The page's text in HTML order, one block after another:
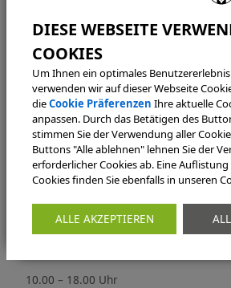
02362 66-4105
stadtbibliothek@dorsten.de
ÖFFNUNGSZEITEN
Dienstag
10.00 – 18.00 Uhr
10.00 – 18.00 Uhr
10.00 – 18.00 Uhr
Um Ihnen ein optimales
verwenden wir auf dieser Webseite
dieCookie Präferenzen Ihre aktuelle
anpassen. Durch das Betätigen des
stimmen Sie der Verwendung aller
Buttons "Alle ablehnen" lehnen Sie der
erforderlicher Cookies ab. Eine
Cookies finden Sie ebenfalls in unseren
ALLE AKZEPTIEREN